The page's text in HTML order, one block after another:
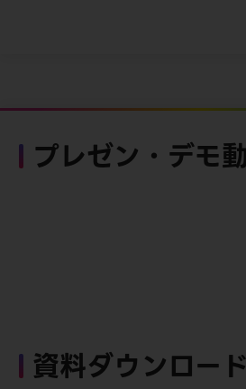
プレゼン・デモ
資料ダウンロード